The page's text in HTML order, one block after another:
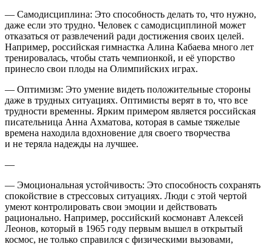
— Самодисциплина: Это способность делать то, что нужно,
даже если это трудно. Человек с самодисциплиной может
отказаться от развлечений ради достижения своих целей.
Например, российская гимнастка Алина Кабаева много лет
тренировалась, чтобы стать чемпионкой, и её упорство
принесло свои плоды на Олимпийских играх.
— Оптимизм: Это умение видеть положительные стороны
даже в трудных ситуациях. Оптимисты верят в то, что все
трудности временны. Ярким примером является российская
писательница Анна Ахматова, которая в самые тяжелые
времена находила вдохновение для своего творчества
и не теряла надежды на лучшее.
—
— Эмоциональная устойчивость: Это способность сохранять
спокойствие в стрессовых ситуациях. Люди с этой чертой
умеют контролировать свои эмоции и действовать
рационально. Например, российский космонавт Алексей
Леонов, который в 1965 году первым вышел в открытый
космос, не только справился с физическими вызовами,